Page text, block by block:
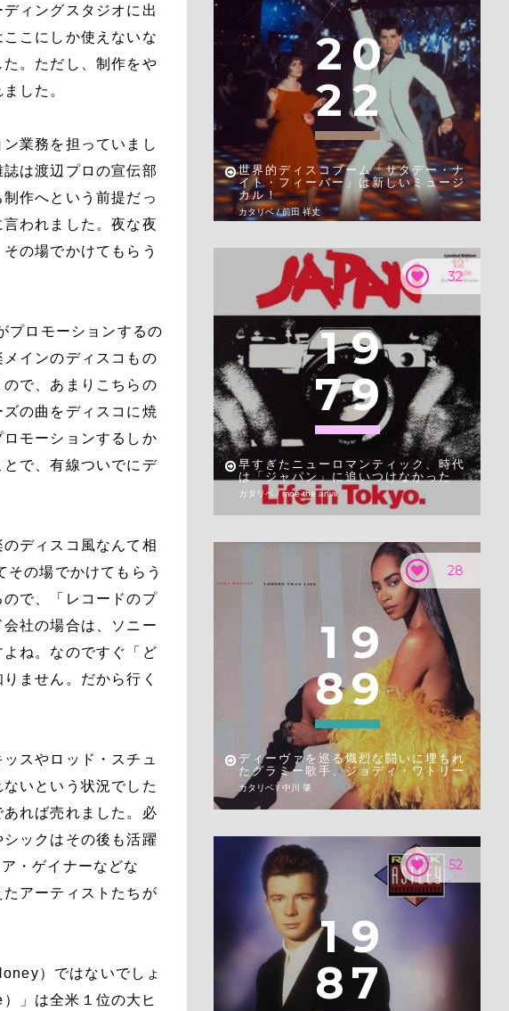
ィングスタジオに出
こにしか使えないな
。ただし、制作をや
した。
業務を担っていまし
は渡辺プロの宣伝部
作へという前提だっ
われました。夜な夜
の場でかけてもらう
プロモーションするの
インのディスコもの
で、あまりこちらの
の曲をディスコに焼
モーションするしか
で、有線ついでにデ
ディスコ風なんて相
の場でかけてもらう
で、「レコードのプ
社の場合は、ソニー
ね。なのですぐ「ど
ません。だから行く
スやロッド・スチュ
いという状況でした
れば売れました。必
ックはその後も活躍
・ゲイナーなどな
アーティストたちが
）ではないでしょ
」は全米１位の大ヒ
2 0
2 2
世界的ディスコブーム「サタデー・ナ
イト・フィーバー」は新しいミュージ
カル！
カタリベ / 前田 祥丈
32
1 9
79
早すぎたニューロマンティック、時代
は「ジャパン」に追いつけなかった
カタリベ / moe the anvil
28
1 9
89
ディーヴァを巡る熾烈な闘いに埋もれ
たグラミー歌手、ジョディ・ワトリー
カタリベ / 中川 肇
52
1 9
87